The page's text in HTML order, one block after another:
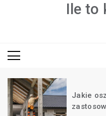
Ile to
Jakie